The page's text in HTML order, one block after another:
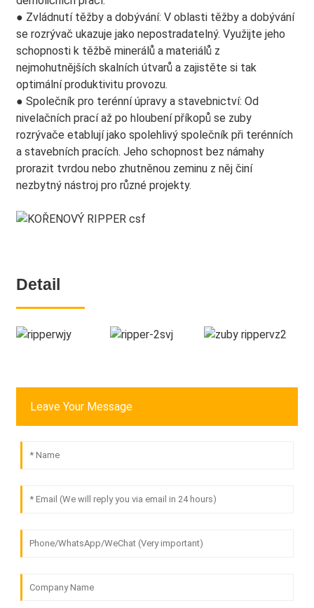
● Zvládnutí těžby a dobývání: V oblasti těžby a dobývání
se rozrývač ukazuje jako nepostradatelný. Využijte jeho
schopnosti k těžbě minerálů a materiálů z
nejmohutnějších skalních útvarů a zajistěte si tak
optimální produktivitu provozu.
● Společník pro terénní úpravy a stavebnictví: Od
nivelačních prací až po hloubení příkopů se zuby
rozrývače etablují jako spolehlivý společník při terénních
a stavebních pracích. Jeho schopnost bez námahy
prorazit tvrdou nebo zhutněnou zeminu z něj činí
nezbytný nástroj pro různé projekty.
Detail
Leave Your Message